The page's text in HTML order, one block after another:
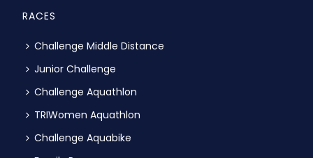
RACES
Challenge Middle Distance
Junior Challenge
Challenge Aquathlon
TRIWomen Aquathlon
Challenge Aquabike